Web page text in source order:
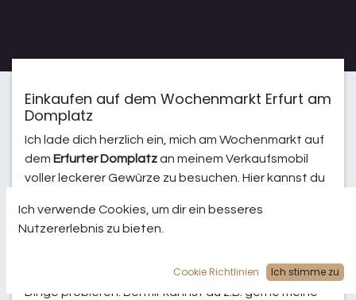
Einkaufen auf dem Wochenmarkt Erfurt am
Domplatz
Ich lade dich herzlich ein, mich am Wochenmarkt auf
dem ErfurterDomplatzan meinem Verkaufsmobil
voller leckerer Gewürze zu besuchen. Hier kannst du
Lebensmittel kaufen. Dabei beraten dich sogar
noch freundliche und qualifizierte Händler., verraten
Produkte oder lassen dich besondere
Dinge probieren. Bei mir kannst du z.B. gerne meine
Ich verwende Cookies, um dir ein besseres
Nutzererlebnis zu bieten.
Cookie Richtlinien Ich stimme zu